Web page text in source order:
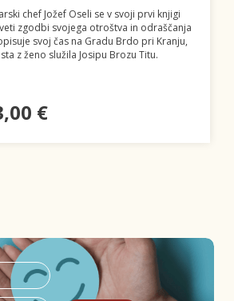
chef Jožef Oseli se v svoji prvi knjigi
zgodbi svojega otroštva in odraščanja
svoj čas na Gradu Brdo pri Kranju,
z ženo služila Josipu Brozu Titu.
€